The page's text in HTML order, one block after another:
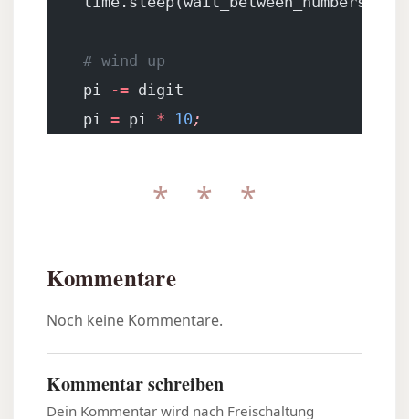
    # wind up
    pi
-= digit
    pi
= pi * 10;
* * *
Kommentare
Noch keine Kommentare.
Kommentar schreiben
Dein Kommentar wird nach Freischaltung